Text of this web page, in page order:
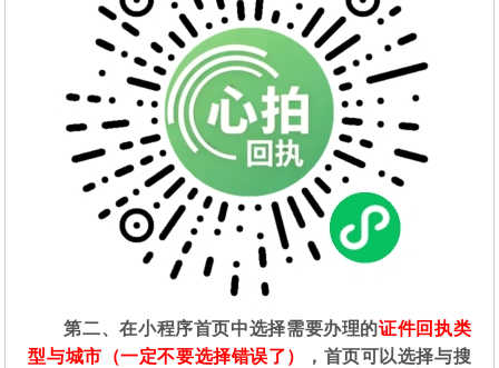
第二、在小程序首页中选择需要办理的证件回执类
型与城市（一定不要选择错误了）
，首页可以选择与搜